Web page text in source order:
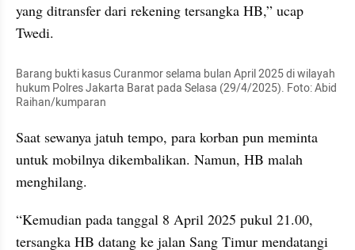
yang ditransfer dari rekening tersangka HB,” ucap
Twedi.
Barang bukti kasus Curanmor selama bulan April 2025 di wilayah
hukum Polres Jakarta Barat pada Selasa (29/4/2025). Foto: Abid
Raihan/kumparan
Saat sewanya jatuh tempo, para korban pun meminta
untuk mobilnya dikembalikan. Namun, HB malah
menghilang.
“Kemudian pada tanggal 8 April 2025 pukul 21.00,
tersangka HB datang ke jalan Sang Timur mendatangi